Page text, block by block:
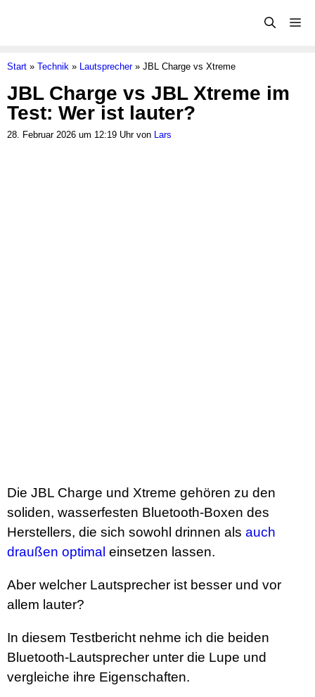
Start » Technik » Lautsprecher» JBL Charge vs Xtreme
JBL Charge vs JBL Xtreme im
Test: Wer ist lauter?
28. Februar 2026 um 12:19 Uhr von Lars
Die JBL Charge und Xtreme gehören zu den
soliden, wasserfesten Bluetooth-Boxen des
Herstellers, die sich sowohl drinnen als auch
draußen optimal einsetzen lassen.
Aber welcher Lautsprecher ist besser und vor
allem lauter?
In diesem Testbericht nehme ich die beiden
Bluetooth-Lautsprecher unter die Lupe und
vergleiche ihre Eigenschaften.